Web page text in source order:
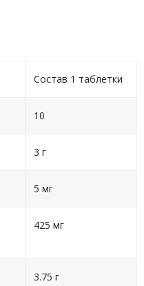
Состав 1 таблетки
10
3 г
5 мг
425 мг
3.75 г